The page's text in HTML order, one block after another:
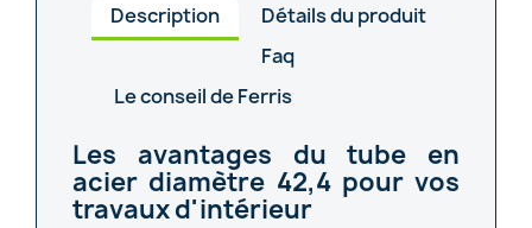
Description
Détails du produit
Faq
Le conseil de Ferris
Les avantages du tube en
acier diamètre 42,4 pour vos
travaux d'intérieur